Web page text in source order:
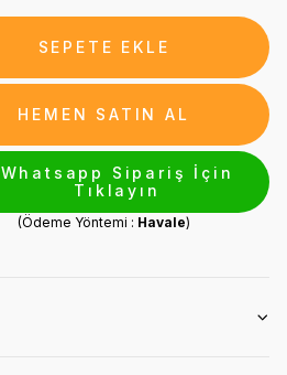
SEPETE EKLE
HEMEN SATIN AL
Whatsapp Sipariş İçin
Tıklayın
(Ödeme Yöntemi : Havale)